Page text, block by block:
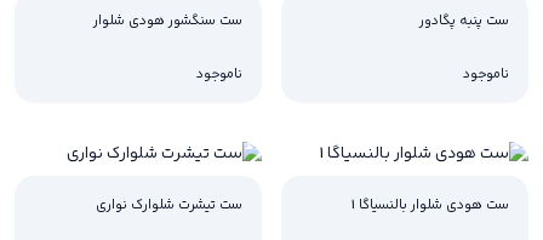
ست پنبه پگادور
ناموجود
ست سنگشور هودی شلوار
ناموجود
ست هودی شلوار بالنسیاگا 1 ست تیشرت شلوارک نواری